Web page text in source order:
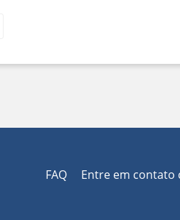
FAQ Entre em contato